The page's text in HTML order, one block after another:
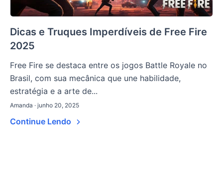
Dicas e Truques Imperdíveis de Free Fire
2025
Free Fire se destaca entre os jogos Battle Royale no
Brasil, com sua mecânica que une habilidade,
estratégia e a arte de...
Amanda · junho 20, 2025
Continue Lendo